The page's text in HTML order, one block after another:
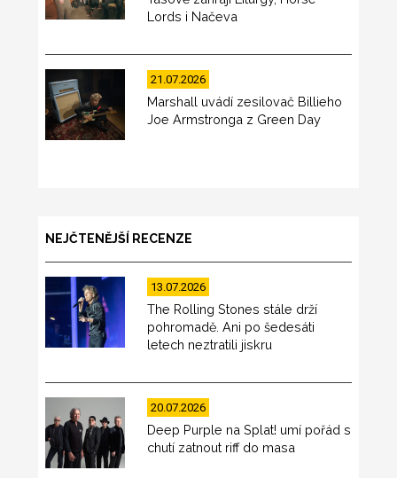
Lords i Načeva
21.07.2026
Marshall uvádí zesilovač Billieho
Joe Armstronga z Green Day
NEJČTENĚJŠÍ RECENZE
13.07.2026
The Rolling Stones stále drží
pohromadě. Ani po šedesáti
letech neztratili jiskru
20.07.2026
Deep Purple na Splat! umí pořád s
chutí zatnout riff do masa